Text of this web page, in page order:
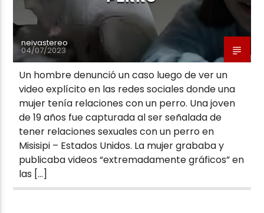
neivastereo
04/07/2023
Un hombre denunció un caso luego de ver un
video explícito en las redes sociales donde una
mujer tenía relaciones con un perro. Una joven
de 19 años fue capturada al ser señalada de
tener relaciones sexuales con un perro en
Misisipi – Estados Unidos. La mujer grababa y
publicaba videos “extremadamente gráficos” en
las […]